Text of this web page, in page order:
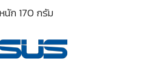
นัก 170 กรัม